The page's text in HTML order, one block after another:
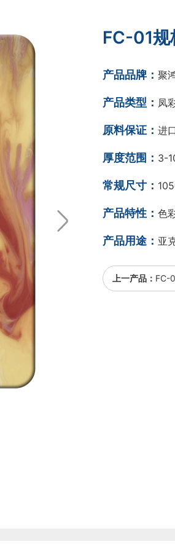
FC-01规
产品品牌： 聚
产品类型： 凤
原料保证： 进
厚度范围： 3-
常规尺寸：
产品特性： 色
产品用途： 亚
上一产品： FC-